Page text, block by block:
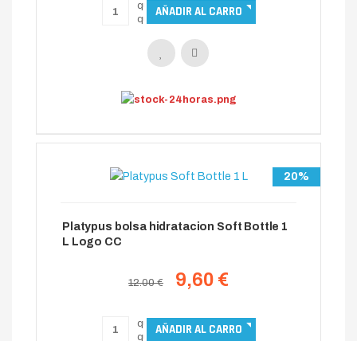
20%
Platypus bolsa hidratacion Soft Bottle 1
L Logo CC
12.00 € 9,60 €